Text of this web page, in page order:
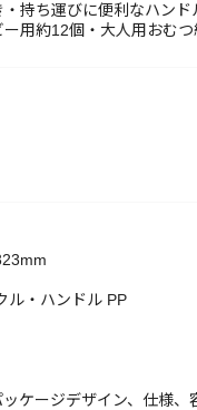
持ち運びに便利なハンド
用約12個・大人用おむ
ル・ハンドル PP
ケージデザイン、仕様、